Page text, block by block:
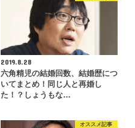
2019.8.28
六角精児の結婚回数、結婚歴につ
いてまとめ！同じ人と再婚し
た！？しょうもな…
オススメ記事